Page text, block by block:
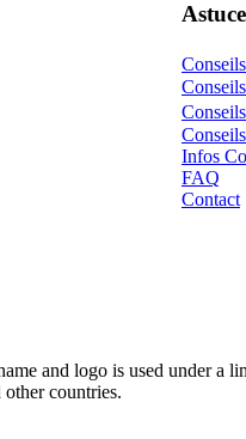
Infos
FAQ
Contact
and logo is used under a
other countries.